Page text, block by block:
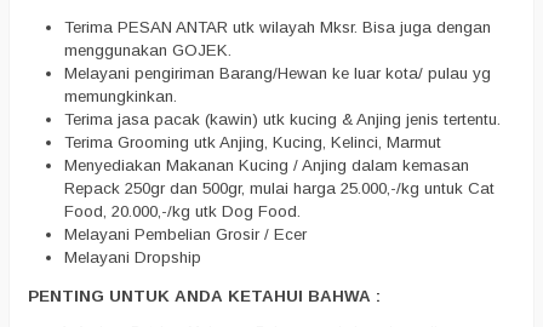
Terima PESAN ANTAR utk wilayah Mksr. Bisa juga dengan
menggunakan GOJEK.
Melayani pengiriman Barang/Hewan ke luar kota/ pulau yg
memungkinkan.
Terima jasa pacak (kawin) utk kucing & Anjing jenis tertentu.
Terima Grooming utk Anjing, Kucing, Kelinci, Marmut
Menyediakan Makanan Kucing / Anjing dalam kemasan
Repack 250gr dan 500gr, mulai harga 25.000,-/kg untuk Cat
Food, 20.000,-/kg utk Dog Food.
Melayani Pembelian Grosir / Ecer
Melayani Dropship
PENTING UNTUK ANDA KETAHUI BAHWA :